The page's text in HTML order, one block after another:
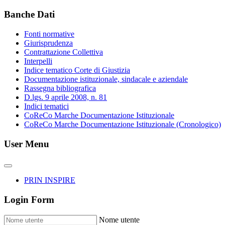
Banche Dati
Fonti normative
Giurisprudenza
Contrattazione Collettiva
Interpelli
Indice tematico Corte di Giustizia
Documentazione istituzionale, sindacale e aziendale
Rassegna bibliografica
D.lgs. 9 aprile 2008, n. 81
Indici tematici
CoReCo Marche Documentazione Istituzionale
CoReCo Marche Documentazione Istituzionale (Cronologico)
User Menu
PRIN INSPIRE
Login Form
Nome utente